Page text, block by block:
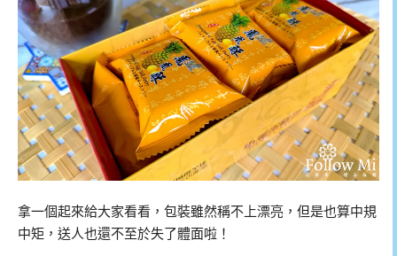
拿一個起來給大家看看，包裝雖然稱不上漂亮，但是也算中規
中矩，送人也還不至於失了體面啦！